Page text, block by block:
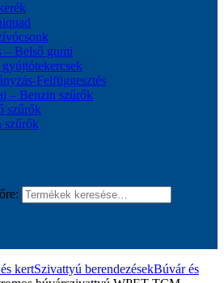
– Belső gumi
Felfüggesztés
– Benzin szűrők
szűrők
szűrők
kertSzivattyú berendezésekBúvár és